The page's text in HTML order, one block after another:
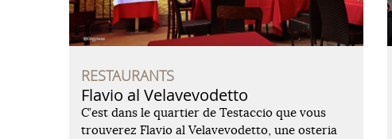
RESTAURANTS
Flavio al Velavevodetto
C’est dans le quartier de Testaccio que vous
trouverez Flavio al Velavevodetto, une osteria